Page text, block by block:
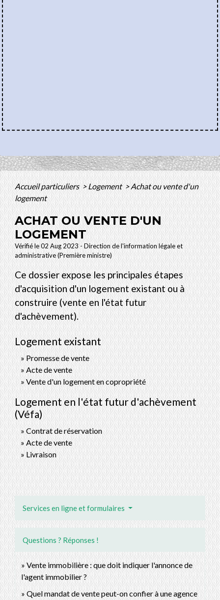
Accueil particuliers>Logement>Achat ou vente d'un
logement
ACHAT OU VENTE D'UN
LOGEMENT
Vérifié le 02 Aug 2023 - Direction de l'information légale et
administrative (Première ministre)
Ce dossier expose les principales étapes
d'acquisition d'un logement existant ou à
construire (vente en l'état futur
d'achèvement).
Logement existant
Promesse de vente
Acte de vente
Vente d'un logement en copropriété
Logement en l'état futur d'achèvement
(Véfa)
Contrat de réservation
Acte de vente
Livraison
Services en ligne et formulaires
Questions ? Réponses !
Vente immobilière : que doit indiquer l'annonce de
l'agent immobilier ?
Quel mandat de vente peut-on confier à une agence